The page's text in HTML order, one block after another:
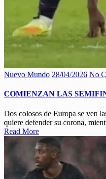
Nuevo Mundo 28/04/2026 No
COMIENZAN LAS
Dos colosos de Europa se ven
quiere defender su corona,
Read More